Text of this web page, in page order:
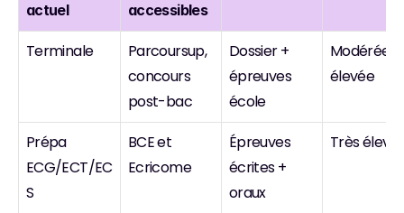
actuel
accessibles
Terminale
Parcoursup,
concours
post-bac
Dossier +
épreuves
école
Modérée à
élevée
Prépa
ECG/ECT/EC
S
BCE et
Ecricome
Épreuves
écrites +
oraux
Très